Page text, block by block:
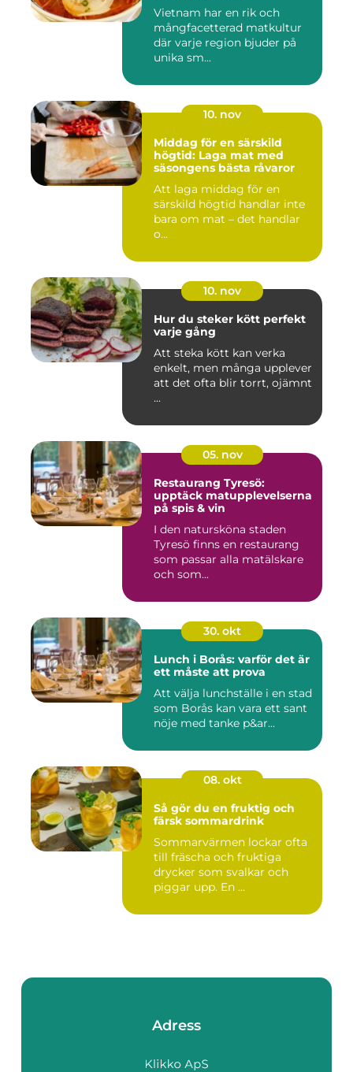
Vietnam har en rik och
mångfacetterad matkultur
där varje region bjuder på
unika sm...
10. nov
Middag för en särskild
högtid: Laga mat med
säsongens bästa råvaror
Att laga middag för en
särskild högtid handlar inte
bara om mat – det handlar
o...
10. nov
Hur du steker kött perfekt
varje gång
Att steka kött kan verka
enkelt, men många upplever
att det ofta blir torrt, ojämnt
...
05. nov
Restaurang Tyresö:
upptäck matupplevelserna
på spis & vin
I den natursköna staden
Tyresö finns en restaurang
som passar alla matälskare
och som...
30. okt
Lunch i Borås: varför det är
ett måste att prova
Att välja lunchställe i en stad
som Borås kan vara ett sant
nöje med tanke p&ar...
08. okt
Så gör du en fruktig och
färsk sommardrink
Sommarvärmen lockar ofta
till fräscha och fruktiga
drycker som svalkar och
piggar upp. En ...
Adress